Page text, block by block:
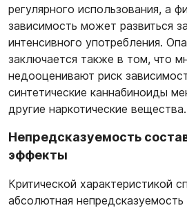
регулярного использования, а
зависимость может развиться
интенсивного употребления.
заключается также в том, что
недооценивают риск
синтетические каннабиноиды
другие наркотические вещества.
Непредсказуемость
эффекты
Критической характеристикой
абсолютная непредсказуемость